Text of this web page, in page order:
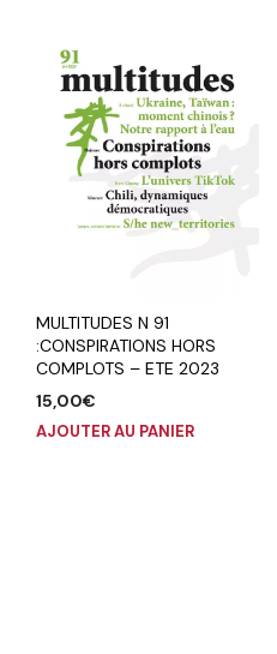
MULTITUDES N 91
:CONSPIRATIONS HORS
COMPLOTS – ETE 2023
15,00€
AJOUTER AU PANIER